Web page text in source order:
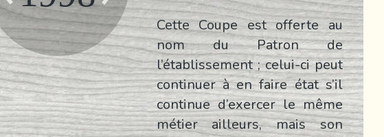
Cette Coupe est offerte au
nom du Patron de
l’établissement ; celui-ci peut
continuer à en faire état s’il
continue d’exercer le même
métier ailleurs, mais son